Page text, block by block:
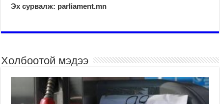
Эх сурвалж: parliament.mn
Холбоотой мэдээ